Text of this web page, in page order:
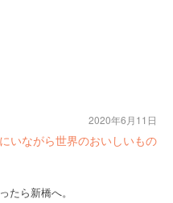
いながら世界のおいしいもの
たら新橋へ。
2020年6月11日